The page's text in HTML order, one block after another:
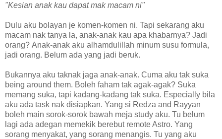
"Kesian anak kau dapat mak macam ni"
Dulu aku bolayan je komen-komen ni. Tapi sekarang aku
macam nak tanya la, anak-anak kau apa khabarnya? Jadi
orang? Anak-anak aku alhamdulillah minum susu formula,
jadi orang. Belum ada yang jadi beruk.
Bukannya aku taknak jaga anak-anak. Cuma aku tak suka
being around them. Boleh faham tak agak-agak? Suka
memang suka, tapi kadang-kadang tak suka. Especially bila
aku ada task nak disiapkan. Yang si Redza and Rayyan
boleh main sorok-sorok bawah meja study aku. Tu belum
lagi ada adegan memekik berebut remote Astro. Yang
sorang menyakat, yang sorang menangis. Tu yang aku